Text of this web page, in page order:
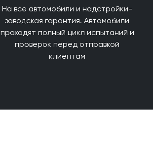
На все автомобили и надстройки-
заводская гарантия. Автомобили
проходят полный цикл испытаний и
проверок перед отправкой
клиентам